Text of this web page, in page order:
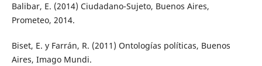
Balibar, E. (2014) Ciudadano-Sujeto, Buenos Aires,
Prometeo, 2014.
Biset, E. y Farrán, R. (2011) Ontologías políticas, Buenos
Aires, Imago Mundi.